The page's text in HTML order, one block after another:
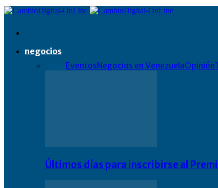
negocios
EventosNegocios en VenezuelaOpinión
Últimos días para inscribirse al